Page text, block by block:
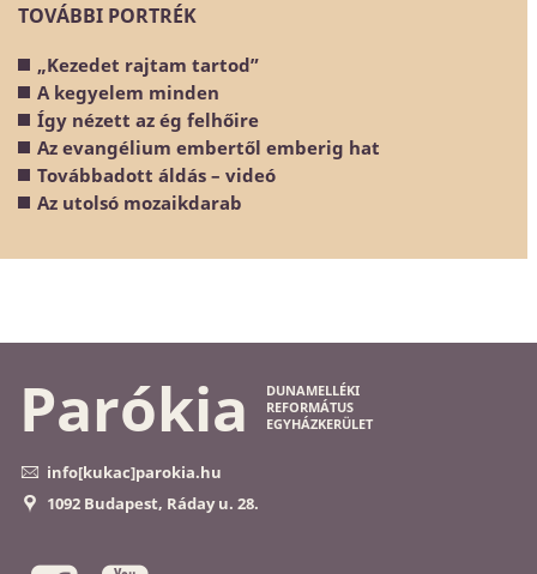
TOVÁBBI PORTRÉK
„Kezedet rajtam tartod”
A kegyelem minden
Így nézett az ég felhőire
Az evangélium embertől emberig hat
Továbbadott áldás – videó
Az utolsó mozaikdarab
Parókia
DUNAMELLÉKI
REFORMÁTUS
EGYHÁZKERÜLET
info[kukac]parokia.hu
1092 Budapest, Ráday u. 28.